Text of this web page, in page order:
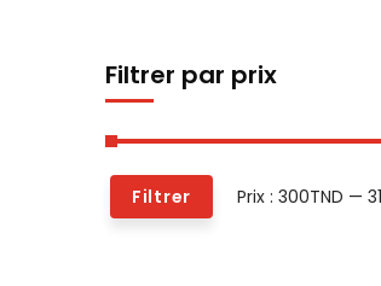
Filtrer par prix
Filtrer Prix : 300TND —